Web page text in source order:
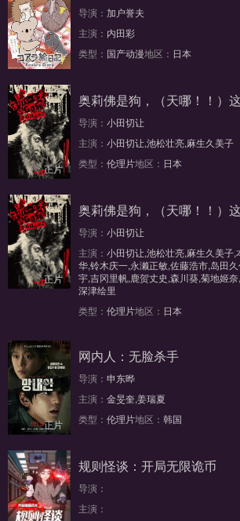
第43集
导演： 加户誉夫
主演： 内田彩
类型： 国产动漫地区： 日本
正片
奥莉佛是狗，（天哪！！）
导演： 小田切让
主演： 小田切让,池松壮亮,麻生久美子
类型： 伦理片地区： 日本
正片
奥莉佛是狗，（天哪！！）
导演： 小田切让
主演： 小田切让,池松壮亮,麻生久美子,
华,铃木庆一,永濑正敏,佐藤浩市,岛田
宇,吉冈里帆,鹿贺丈史,森川葵,菊地姬
深津绘里
类型： 伦理片地区： 日本
正片
网内人：无脸杀手
导演： 申东晔
主演： 金旻奎,姜瑞夏
类型： 伦理片地区： 韩国
规则怪谈：开局无限诡币
导演：
主演：